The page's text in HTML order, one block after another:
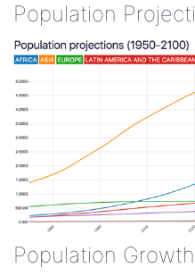
Population
Population